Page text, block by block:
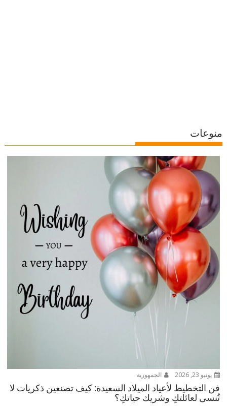
منوعات
يونيو 23, 2026 الجمهورية
فن التخطيط لأعياد الميلاد السعيدة: كيف تصنعين ذكريات لا
تُنسى لعائلتكِ وشريك حياتكِ؟